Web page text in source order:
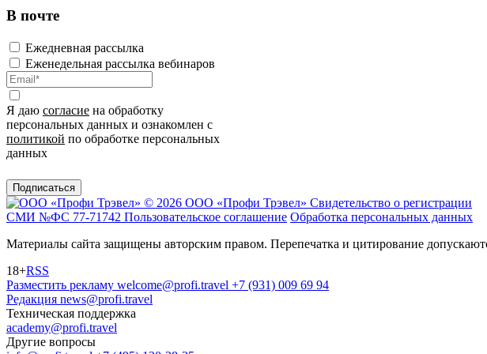
В почте
Ежедневная рассылка
Еженедельная рассылка вебинаров
Я даю согласие на обработку
персональных данных и ознакомлен с
политикой по обработке персональных
данных
Подписаться
© 2026 ООО «Профи Трэвeл» Свидетельство о регистрации
СМИ №ФС 77-71742 Пользовательское соглашение Обработка персональных данных
Материалы сайта защищены авторским правом. Перепечатка и цитирование
18+RSS
Разместить рекламу welcome@profi.travel +7 (931) 009 69 94
Редакция news@profi.travel
Техническая поддержка
academy@profi.travel
Другие вопросы